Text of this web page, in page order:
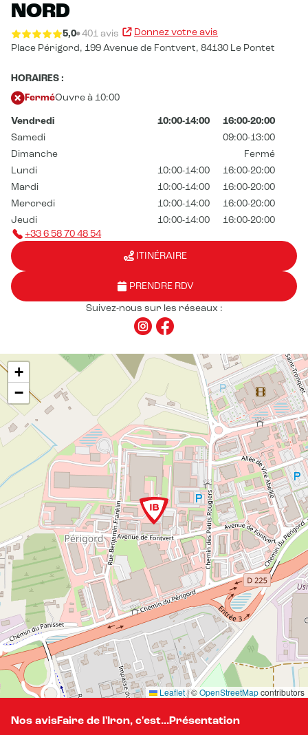
NORD
5,0 401 avis
Donnez votre avis
Place Périgord, 199 Avenue de Fontvert, 84130 Le Pontet
HORAIRES :
FerméOuvre à 10:00
Vendredi 10:00-14:00
16:00-20:00
Samedi
09:00-13:00
Dimanche
Fermé
Lundi
10:00-14:00
16:00-20:00
Mardi
10:00-14:00
16:00-20:00
Mercredi
10:00-14:00
16:00-20:00
Jeudi
10:00-14:00
16:00-20:00
+33 6 58 70 48 54
ITINÉRAIRE
PRENDRE RDV
Suivez-nous sur les réseaux :
+
−
Leaflet|©OpenStreetMapcontributors
Nos avisFaire de l'Iron, c'est...Présentation